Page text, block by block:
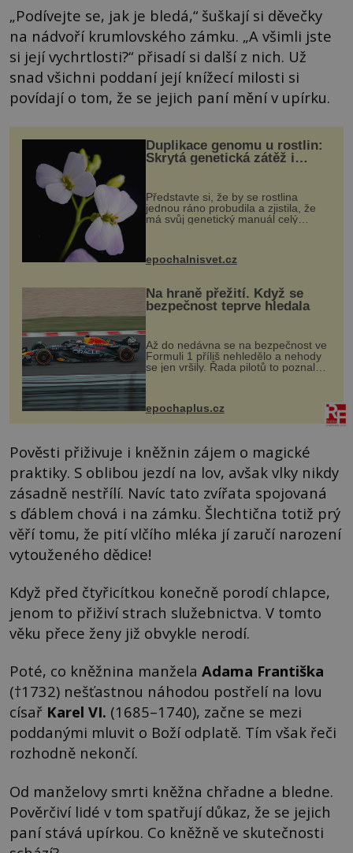
„Podívejte se, jak je bledá,“ šuškají si děvečky
na nádvoří krumlovského zámku. „A všimli jste
si její vychrtlosti?“ přisadí si další z nich. Už
snad všichni poddaní její knížecí milosti si
povídají o tom, že se jejich paní mění v upírku.
Duplikace genomu u rostlin:
Skrytá genetická zátěž i
Představte si, že by se rostlina
jednou ráno probudila a zjistila, že
má svůj genetický manuál celý
vstupenka...
epochalnisvet.cz
Na hraně přežití. Když se
bezpečnost teprve hledala
Až do nedávna se na bezpečnost ve
Formuli 1 příliš nehledělo a nehody
se jen vršily. Řada pilotů to poznala
na vlastní kůži, často s trvalými
následky nebo bohužel i ztrátou
života. Dnes nepochopiteln...
epochaplus.cz
Pověsti přiživuje i kněžnin zájem o magické
praktiky. S oblibou jezdí na lov, avšak vlky nikdy
zásadně nestřílí. Navíc tato zvířata spojovaná
s ďáblem chová i na zámku. Šlechtična totiž prý
věří tomu, že pití vlčího mléka jí zaručí narození
vytouženého dědice!
Když před čtyřicítkou konečně porodí chlapce,
jenom to přiživí strach služebnictva. V tomto
věku přece ženy již obvykle nerodí.
Poté, co kněžnina manžela Adama Františka
(†1732) nešťastnou náhodou postřelí na lovu
císař Karel VI. (1685–1740), začne se mezi
poddanými mluvit o Boží odplatě. Tím však řeči
rozhodně nekončí.
Od manželovy smrti kněžna chřadne a bledne.
Pověrčiví lidé v tom spatřují důkaz, že se jejich
paní stává upírkou. Co kněžně ve skutečnosti